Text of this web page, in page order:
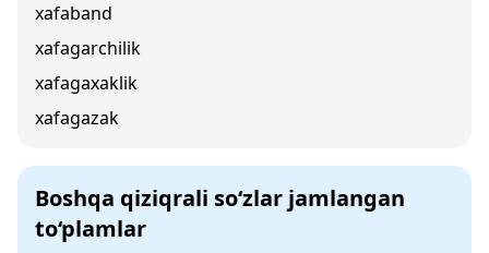
xafaband
xafagarchilik
xafagaxaklik
xafagazak
Boshqa qiziqrali so‘zlar jamlangan
to‘plamlar